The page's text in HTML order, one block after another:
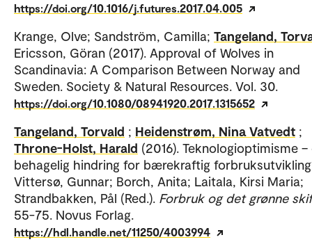
https://doi.org/10.1016/j.futures.2017.04.005
Krange, Olve; Sandström, Camilla; Tangeland,
Ericsson, Göran (2017). Approval of Wolves in
Scandinavia: A Comparison Between Norway and
Sweden. Society & Natural Resources. Vol. 30.
https://doi.org/10.1080/08941920.2017.1315652
Tangeland, Torvald ; Heidenstrøm, Nina Vatvedt ;
Throne-Holst, Harald (2016). Teknologioptimisme –
behagelig hindring for bærekraftig
Vittersø, Gunnar; Borch, Anita; Laitala, Kirsi Maria;
Strandbakken, Pål (Red.). Forbruk og det grønne
55-75. Novus Forlag.
https://hdl.handle.net/11250/4003994